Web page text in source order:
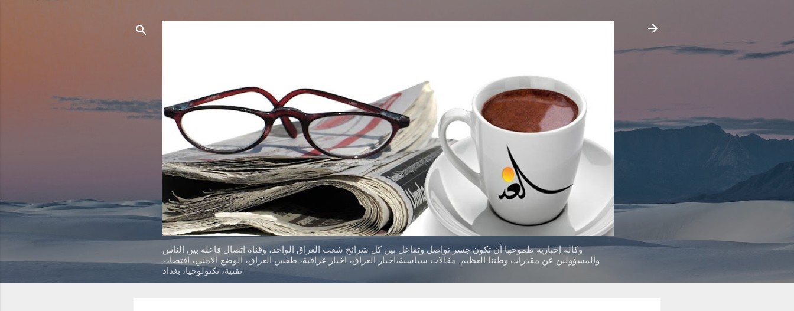
وكالة إخبارية طموحها أن تكون جسر تواصل وتفاعل بين كل شرائح شعب العراق الواحد، وقناة اتصال فاعلة بين الناس
والمسؤولين عن مقدرات وطننا العظيم. مقالات سياسية،اخبار العراق، اخبار عراقية، طقس العراق، الوضع الامني، اقتصاد،
تقنية، تكنولوجيا، بغداد